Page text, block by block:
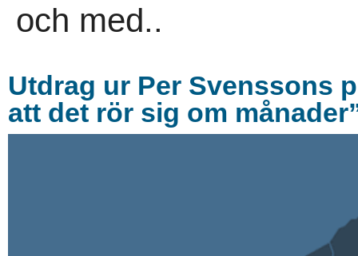
och med..
Utdrag ur Per Svenssons
att det rör sig om